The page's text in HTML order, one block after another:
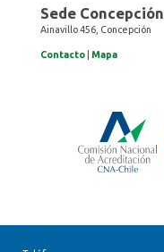
Sede Concepción
Ainavillo 456, Concepción
Contacto Mapa